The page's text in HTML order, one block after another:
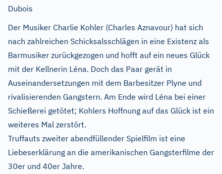
Dubois
Der Musiker Charlie Kohler (Charles Aznavour) hat sich
nach zahlreichen Schicksalsschlägen in eine Existenz als
Barmusiker zurückgezogen und hofft auf ein neues Glück
mit der Kellnerin Léna. Doch das Paar gerät in
Auseinandersetzungen mit dem Barbesitzer Plyne und
rivalisierenden Gangstern. Am Ende wird Léna bei einer
Schießerei getötet; Kohlers Hoffnung auf das Glück ist ein
weiteres Mal zerstört.
Truffauts zweiter abendfüllender Spielfilm ist eine
Liebeserklärung an die amerikanischen Gangsterfilme der
30er und 40er Jahre.